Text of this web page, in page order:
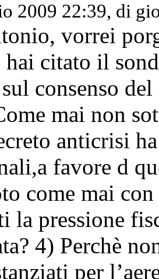
2009 22:39, di
vorrei
hai citato il
consenso
mai non
anticrisi
favore d
come mai
la pressione
4) Perchè
per